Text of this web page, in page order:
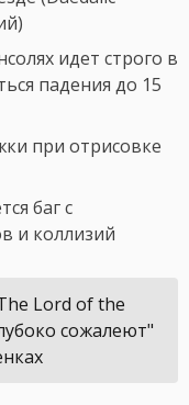
идет строго в
падения до 15
при отрисовке
баг с
и коллизий
Lord of the
сожалеют"